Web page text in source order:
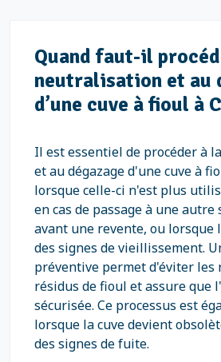
Quand faut-il
neutralisation et au
d’une cuve à fioul à
Il est essentiel de procéder à
et au dégazage d'une cuve à
lorsque celle-ci n'est plus
en cas de passage à une autre
avant une revente, ou lorsque
des signes de vieillissement.
préventive permet d'éviter les
résidus de fioul et assure que
sécurisée. Ce processus est
lorsque la cuve devient
des signes de fuite.